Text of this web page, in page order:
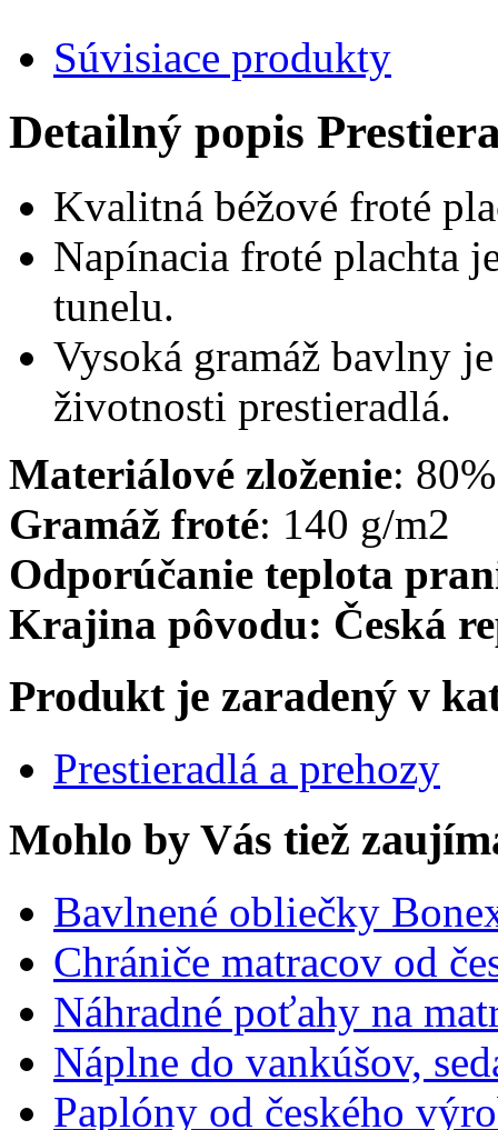
Súvisiace produkty
Detailný popis
Kvalitná béžové froté
Napínacia froté plachta
tunelu.
Vysoká gramáž bavlny
životnosti prestieradlá.
Materiálové zloženie:
Gramáž froté: 140 g/m2
Odporúčanie teplota
Krajina pôvodu: Česká
Produkt je zaradený v
Prestieradlá a prehozy
Mohlo by Vás tiež
Bavlnené obliečky
Chrániče matracov od
Náhradné poťahy na
Náplne do vankúšov,
Paplóny od českého